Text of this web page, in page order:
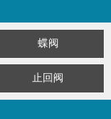
蝶阀
止回阀